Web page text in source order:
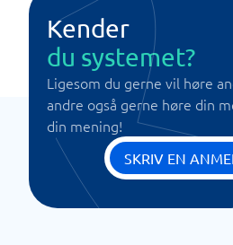
Kender
du systemet?
Ligesom du gerne vil høre
andre også gerne høre din
din mening!
SKRIV EN